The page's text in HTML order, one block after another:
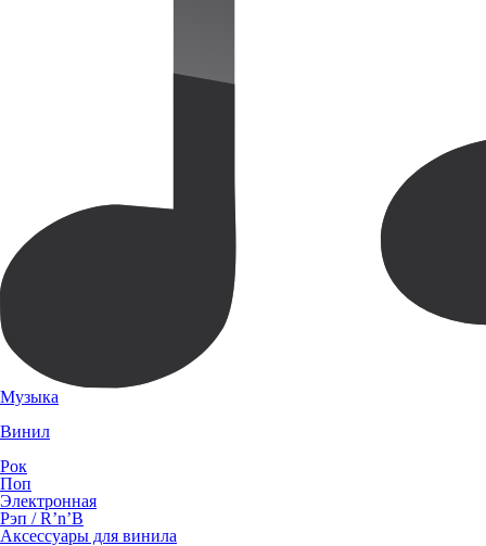
Музыка
Винил
Рок
Поп
Электронная
Рэп / R’n’B
Аксессуары для винила